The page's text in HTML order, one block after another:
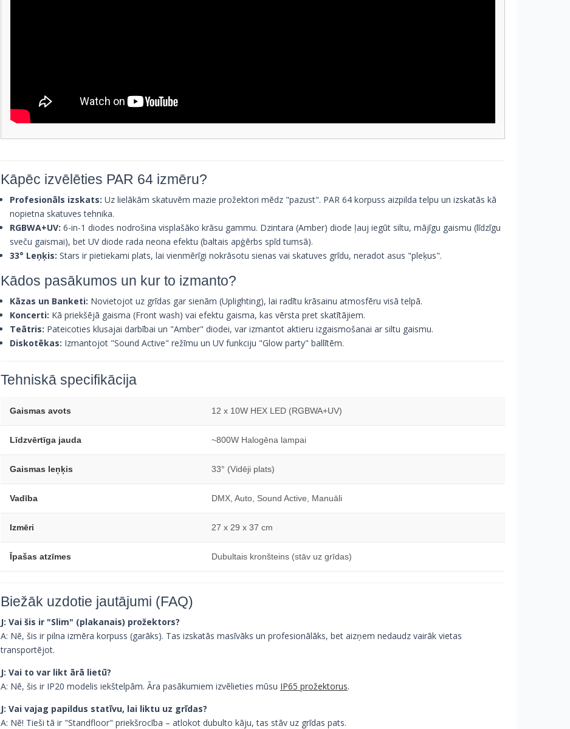
Kāpēc izvēlēties PAR 64 izmēru?
Profesionāls izskats: Uz lielākām skatuvēm mazie prožektori mēdz "pazust". PAR 64 korpuss aizpilda telpu un izskatās kā
nopietna skatuves tehnika.
RGBWA+UV: 6-in-1 diodes nodrošina visplašāko krāsu gammu. Dzintara (Amber) diode ļauj iegūt siltu, mājīgu gaismu (līdzīgu
sveču gaismai), bet UV diode rada neona efektu (baltais apģērbs spīd tumsā).
33° Leņķis: Stars ir pietiekami plats, lai vienmērīgi nokrāsotu sienas vai skatuves grīdu, neradot asus "pleķus".
Kādos pasākumos un kur to izmanto?
Kāzas un Banketi: Novietojot uz grīdas gar sienām (Uplighting), lai radītu krāsainu atmosfēru visā telpā.
Koncerti: Kā priekšējā gaisma (Front wash) vai efektu gaisma, kas vērsta pret skatītājiem.
Teātris: Pateicoties klusajai darbībai un "Amber" diodei, var izmantot aktieru izgaismošanai ar siltu gaismu.
Diskotēkas: Izmantojot "Sound Active" režīmu un UV funkciju "Glow party" ballītēm.
Tehniskā specifikācija
Gaismas avots 12 x 10W HEX LED (RGBWA+UV)
Līdzvērtīga jauda ~800W Halogēna lampai
Gaismas leņķis 33° (Vidēji plats)
Vadība DMX, Auto, Sound Active, Manuāli
Izmēri 27 x 29 x 37 cm
Īpašas atzīmes Dubultais kronšteins (stāv uz grīdas)
Biežāk uzdotie jautājumi (FAQ)
J: Vai šis ir "Slim" (plakanais) prožektors?
A: Nē, šis ir pilna izmēra korpuss (garāks). Tas izskatās masīvāks un profesionālāks, bet aizņem nedaudz vairāk vietas
transportējot.
J: Vai to var likt ārā lietū?
A: Nē, šis ir IP20 modelis iekštelpām. Āra pasākumiem izvēlieties mūsu IP65 prožektorus.
J: Vai vajag papildus statīvu, lai liktu uz grīdas?
A: Nē! Tieši tā ir "Standfloor" priekšrocība – atlokot dubulto kāju, tas stāv uz grīdas pats.